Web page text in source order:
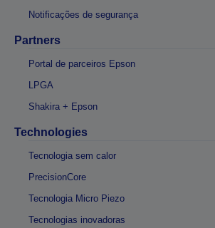
Notificações de segurança
Partners
Portal de parceiros Epson
LPGA
Shakira + Epson
Technologies
Tecnologia sem calor
PrecisionCore
Tecnologia Micro Piezo
Tecnologias inovadoras